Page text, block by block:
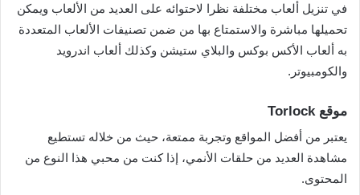
في تنزيل ألعاب مختلفة نظرا لاحتوائه على العديد من الألعاب ويمكن
تحميلها مباشرة والاستمتاع بها من ضمن تصنيفات الألعاب المتعددة
به ألعاب الأكس بوكس والبلاي ستيشن وكذلك ألعاب اندرويد
والكومبيوتر.
موقع Torlock
يعتبر من أفضل المواقع وتجربة ممتعة، حيث من خلاله تستطيع
مشاهدة العديد من حلقات الأنمي، إذا كنت من محبي هذا النوع من
المحتوى.